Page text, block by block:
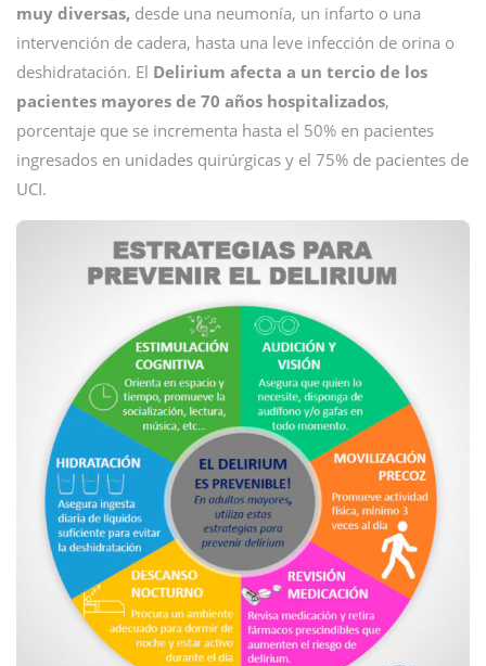
muy diversas, desde una neumonía, un infarto o una
intervención de cadera, hasta una leve infección de orina o
deshidratación. El Delirium afecta a un tercio de los
pacientes mayores de 70 años hospitalizados,
porcentaje que se incrementa hasta el 50% en pacientes
ingresados en unidades quirúrgicas y el 75% de pacientes de
UCI.